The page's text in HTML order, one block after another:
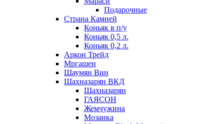
Подарочные
Страна Камней
Коньяк в п/у
Коньяк 0,5 л.
Коньяк 0,2 л.
Аркон Трейд
Мргашен
Шаумян Вин
Шахназарян ВКД
Шахназарян
ГАЯСОН
Жемчужина
Мозаика